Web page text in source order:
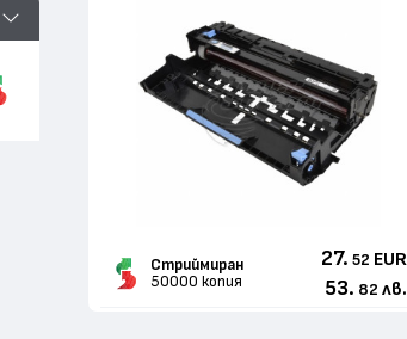
Стриймиран
50000 копия
27. 52 EUR
53. 82 лв.